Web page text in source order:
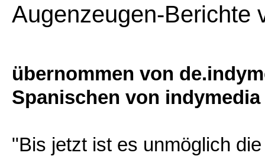
Augenzeugen-Berichte
übernommen von
Spanischen von indymedia
"Bis jetzt ist es unmöglich